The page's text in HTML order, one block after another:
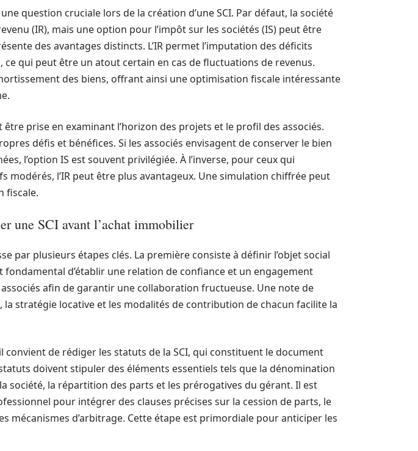
question cruciale lors de la création d’une SCI. Par défaut, la société
(IR), mais une option pour l’impôt sur les sociétés (IS) peut être
des avantages distincts. L’IR permet l’imputation des déficits
qui peut être un atout certain en cas de fluctuations de revenus.
des biens, offrant ainsi une optimisation fiscale intéressante
être prise en examinant l’horizon des projets et le profil des associés.
défis et bénéfices. Si les associés envisagent de conserver le bien
l’option IS est souvent privilégiée. À l’inverse, pour ceux qui
modérés, l’IR peut être plus avantageux. Une simulation chiffrée peut
fiscale.
une SCI avant l’achat immobilier
par plusieurs étapes clés. La première consiste à définir l’objet social
fondamental d’établir une relation de confiance et un engagement
afin de garantir une collaboration fructueuse. Une note de
stratégie locative et les modalités de contribution de chacun facilite la
convient de rédiger les statuts de la SCI, qui constituent le document
doivent stipuler des éléments essentiels tels que la dénomination
société, la répartition des parts et les prérogatives du gérant. Il est
pour intégrer des clauses précises sur la cession de parts, le
mécanismes d’arbitrage. Cette étape est primordiale pour anticiper les